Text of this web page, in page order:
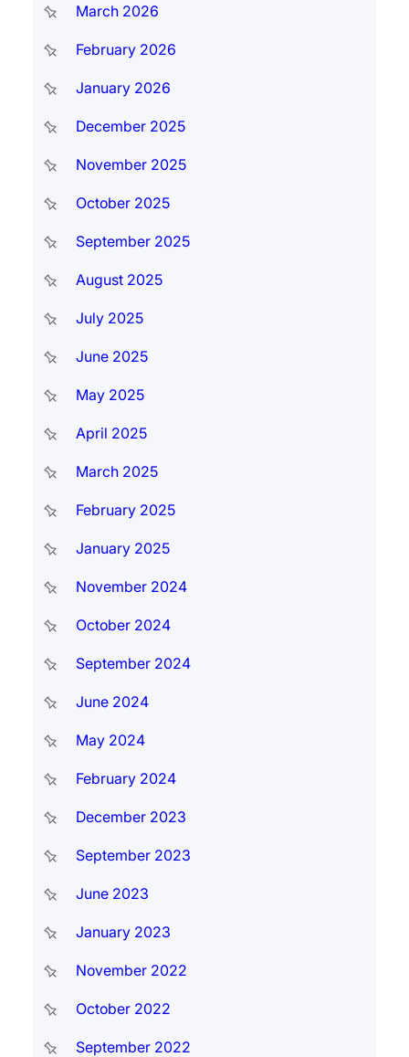
March 2026
February 2026
January 2026
December 2025
November 2025
October 2025
September 2025
August 2025
July 2025
June 2025
May 2025
April 2025
March 2025
February 2025
January 2025
November 2024
October 2024
September 2024
June 2024
May 2024
February 2024
December 2023
September 2023
June 2023
January 2023
November 2022
October 2022
September 2022